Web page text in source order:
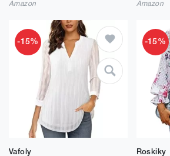
Amazon Amazon
-15%
Vafoly
-15%
Roskiky